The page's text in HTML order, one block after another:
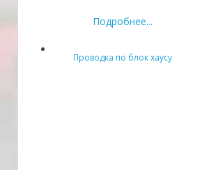
Подробнее...
Проводка по блок хаусу